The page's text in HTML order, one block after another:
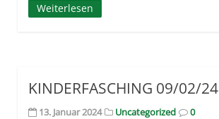
Weiterlesen
KINDERFASCHING 09/02/24
13. Januar 2024 Uncategorized 0